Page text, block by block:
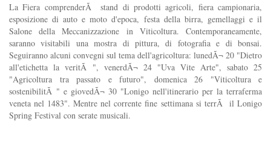
La Fiera comprenderÃ stand di prodotti agricoli, fiera campionaria,
esposizione di auto e moto d'epoca, festa della birra, gemellaggi e il
Salone della Meccanizzazione in Viticoltura. Contemporaneamente,
saranno visitabili una mostra di pittura, di fotografia e di bonsai.
Seguiranno alcuni convegni sul tema dell'agricoltura: lunedÃ¬ 20 "Dietro
all'etichetta la veritÃ ", venerdÃ¬ 24 "Uva Vite Arte", sabato 25
"Agricoltura tra passato e futuro", domenica 26 "Viticoltura e
sostenibilitÃ " e giovedÃ¬ 30 "Lonigo nell'itinerario per la terraferma
veneta nel 1483". Mentre nel corrente fine settimana si terrÃ il Lonigo
Spring Festival con serate musicali.